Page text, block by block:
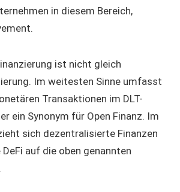
in diesem Bereich,
ist nicht gleich
Im weitesten Sinne umfasst
Transaktionen im DLT-
ein Synonym für Open Finanz. Im
sich dezentralisierte Finanzen
auf die oben genannten